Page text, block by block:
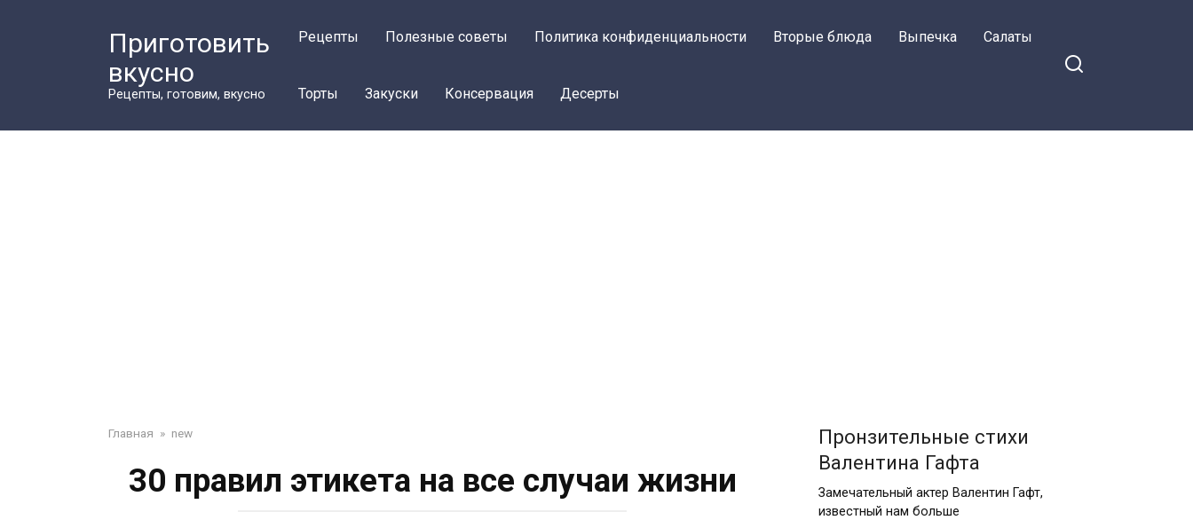
Приготовить
вкусно
Рецепты, готовим, вкусно
Рецепты Полезные советы Политика конфиденциальности Вторые блюда Выпечка Салаты
Торты Закуски Консервация Десерты
Главная » new
30 правил этикета на все случаи жизни
Пронзительные стихи
Валентина Гафта
Замечательный актер Валентин Гафт,
известный нам больше